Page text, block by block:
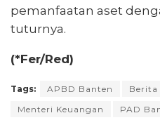
pemanfaatan aset
tuturnya.
(*Fer/Red)
Tags: APBD Banten Berita
Menteri Keuangan
PAD